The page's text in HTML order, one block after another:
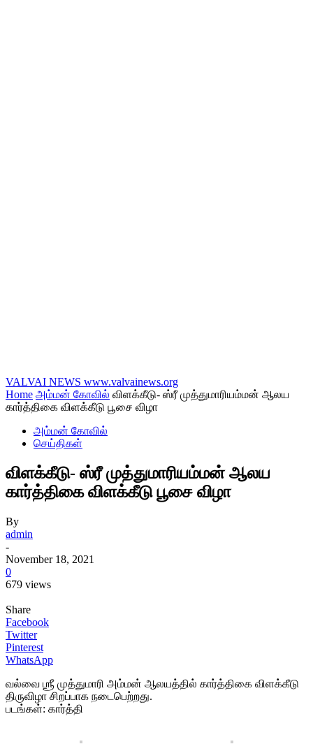
VALVAI NEWS www.valvainews.org
Home அம்மன் கோவில் விளக்கீடு- ஸ்ரீ முத்துமாரியம்மன் ஆலய
கார்த்திகை விளக்கீடு பூசை விழா
அம்மன் கோவில்
செய்திகள்
விளக்கீடு- ஸ்ரீ முத்துமாரியம்மன் ஆலய
கார்த்திகை விளக்கீடு பூசை விழா
By
admin
-
November 18, 2021
0
679 views
Share
Facebook
Twitter
Pinterest
WhatsApp
வல்வை ஶ்ரீ முத்துமாரி அம்மன் ஆலயத்தில் கார்த்திகை விளக்கீடு
திருவிழா சிறப்பாக நடைபெற்றது.
படங்கள்: கார்த்தி